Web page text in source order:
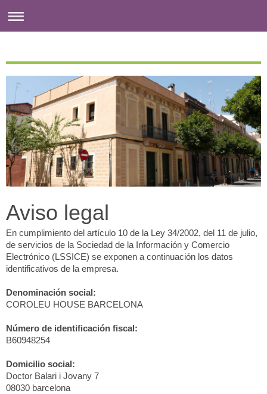
Aviso legal
En cumplimiento del artículo 10 de la Ley 34/2002, del 11 de julio,
de servicios de la Sociedad de la Información y Comercio
Electrónico (LSSICE) se exponen a continuación los datos
identificativos de la empresa.
Denominación social:
COROLEU HOUSE BARCELONA
Número de identificación fiscal:
B60948254
Domicilio social:
Doctor Balari i Jovany 7
08030 barcelona